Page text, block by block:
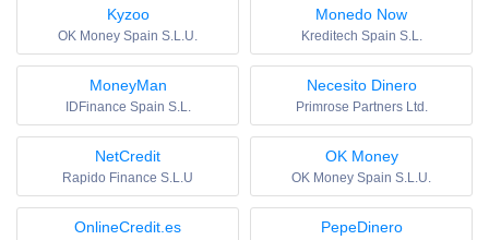
Kyzoo
OK Money Spain S.L.U.
Monedo Now
Kreditech Spain S.L.
MoneyMan
IDFinance Spain S.L.
Necesito Dinero
Primrose Partners Ltd.
NetCredit
Rapido Finance S.L.U
OK Money
OK Money Spain S.L.U.
OnlineCredit.es PepeDinero